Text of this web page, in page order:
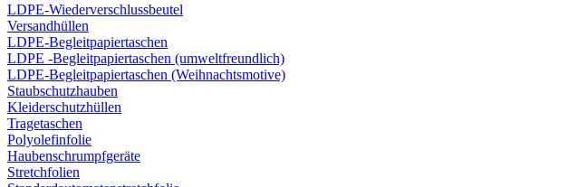
LDPE-Wiederverschlussbeutel
Versandhüllen
LDPE-Begleitpapiertaschen
LDPE -Begleitpapiertaschen (umweltfreundlich)
LDPE-Begleitpapiertaschen (Weihnachtsmotive)
Staubschutzhauben
Kleiderschutzhüllen
Tragetaschen
Polyolefinfolie
Haubenschrumpfgeräte
Stretchfolien